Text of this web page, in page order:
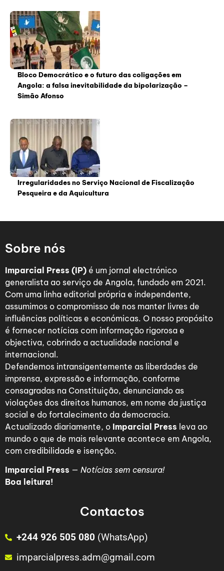
Bloco Democrático e o futuro das coligações em
Angola: a falsa inevitabilidade da bipolarização –
Simão Afonso
Irregularidades no Serviço Nacional de Fiscalização
Pesqueira e da Aquicultura
Sobre nós
Imparcial Press (IP) é um jornal electrónico
generalista ao serviço de Angola, fundado em 2021.
Com uma linha editorial própria e independente,
assumimos o compromisso de nos manter livres de
influências políticas e económicas. O nosso propósito
é fornecer notícias com informação rigorosa e
objectiva, cobrindo a actualidade nacional e
internacional.
Defendemos intransigentemente as liberdades de
imprensa, expressão e informação, conforme
consagradas na Constituição, denunciando as
violações dos direitos humanos, em nome da justiça
social e do fortalecimento da democracia.
Actualizado diariamente, o Imparcial Press leva ao
mundo o que de mais relevante acontece em Angola,
com credibilidade e isenção.
Imparcial Press — Notícias sem censura!
Boa leitura!
Contactos
+244 926 505 080 (WhatsApp)
imparcialpress.adm@gmail.com